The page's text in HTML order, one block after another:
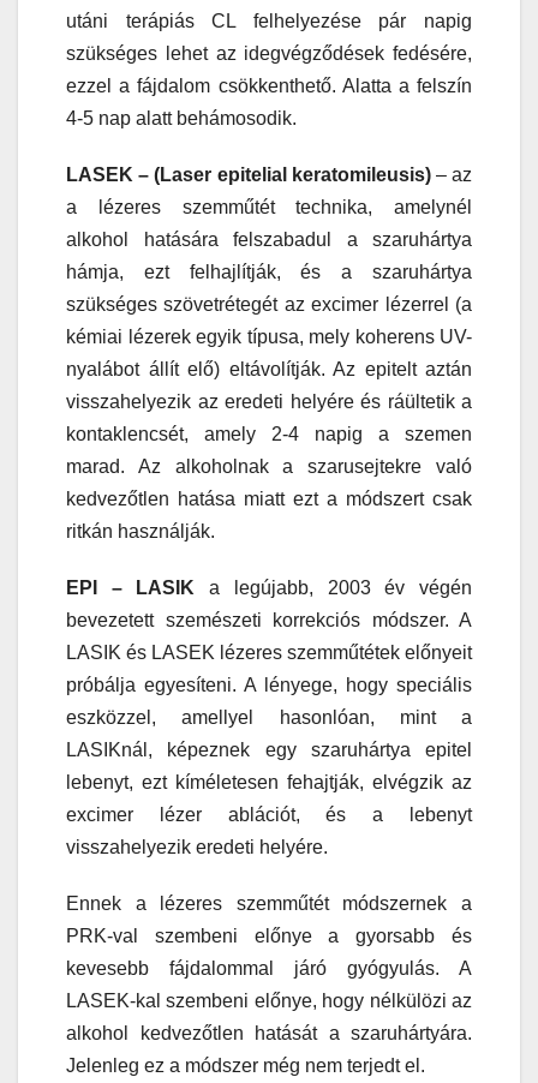
utáni terápiás CL felhelyezése pár napig
szükséges lehet az idegvégződések fedésére,
ezzel a fájdalom csökkenthető. Alatta a felszín
4-5 nap alatt behámosodik.
LASEK – (Laser epitelial keratomileusis)– az
a lézeres szemműtét technika, amelynél
alkohol hatására felszabadul a szaruhártya
hámja, ezt felhajlítják, és a szaruhártya
szükséges szövetrétegét az excimer lézerrel (a
kémiai lézerek egyik típusa, mely koherens UV-
nyalábot állít elő) eltávolítják. Az epitelt aztán
visszahelyezik az eredeti helyére és ráültetik a
kontaklencsét, amely 2-4 napig a szemen
marad. Az alkoholnak a szarusejtekre való
kedvezőtlen hatása miatt ezt a módszert csak
ritkán használják.
EPI – LASIK a legújabb, 2003 év végén
bevezetett szemészeti korrekciós módszer. A
LASIK és LASEK lézeres szemműtétek előnyeit
próbálja egyesíteni. A lényege, hogy speciális
eszközzel, amellyel hasonlóan, mint a
LASIKnál, képeznek egy szaruhártya epitel
lebenyt, ezt kíméletesen fehajtják, elvégzik az
excimer lézer ablációt, és a lebenyt
visszahelyezik eredeti helyére.
Ennek a lézeres szemműtét módszernek a
PRK-val szembeni előnye a gyorsabb és
kevesebb fájdalommal járó gyógyulás. A
LASEK-kal szembeni előnye, hogy nélkülözi az
alkohol kedvezőtlen hatását a szaruhártyára.
Jelenleg ez a módszer még nem terjedt el.